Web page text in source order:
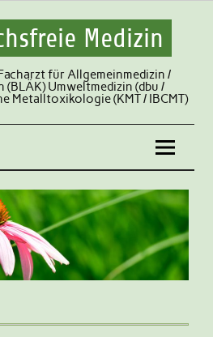
Medizin
Facharzt für Allgemeinmedizin /
Umweltmedizin (dbu /
Metalltoxikologie (KMT / IBCMT)